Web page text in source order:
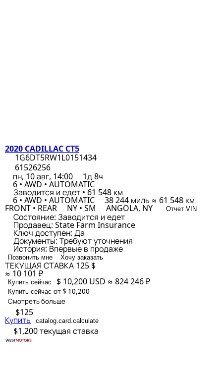
2020 CADILLAC CT5
1G6DT5RW1L0151434
61526256
пн, 10 авг, 14:00
1д 8ч
6 • AWD • AUTOMATIC
Заводится и едет • 61 548 км
6 • AWD • AUTOMATIC 38 244 миль ≈ 61 548 км
FRONT • REAR NY • SM ANGOLA, NY Отчет VIN
Состояние: Заводится и едет
Продавец: State Farm Insurance
Ключ доступен: Да
Документы: Требуют уточнения
История: Впервые в продаже
Позвонить мне Хочу заказать
ТЕКУЩАЯ СТАВКА 125 $
≈ 10 101 ₽
Купить сейчас $ 10,200 USD ≈ 824 246 ₽
Купить сейчас от $ 10,200
Смотреть больше
$125
Купить catalog.card.calculate
$1,200текущая ставка